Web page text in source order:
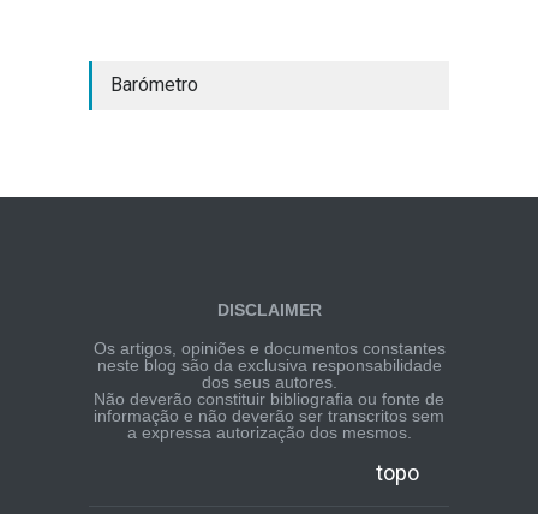
Barómetro
DISCLAIMER
Os artigos, opiniões e documentos constantes
neste blog são da exclusiva responsabilidade
dos seus autores.
Não deverão constituir bibliografia ou fonte de
informação e não deverão ser transcritos sem
a expressa autorização dos mesmos.
topo